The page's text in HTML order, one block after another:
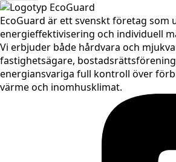
EcoGuard är ett svenskt företag som
energieffektivisering och individuell
Vi erbjuder både hårdvara och
fastighetsägare,
energiansvariga full kontroll över
värme och inomhusklimat.